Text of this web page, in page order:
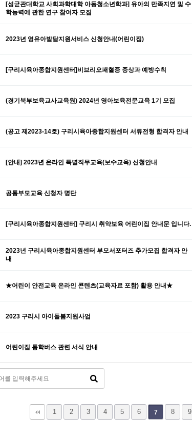
[성균관대학교 사회과학대학 아동청소년학과] 유아의 만족지연 및 수
학능력에 관한 연구 참여자 모집
2023년 영유아발달지원서비스 신청안내(어린이집)
[구리시육아종합지원센터]비브리오패혈증 증상과 예방수칙
(경기북부보육교사교육원) 2024년 영아보육전문교육 1기 모집
(공고 제2023-14호) 구리시육아종합지원센터 서류전형 합격자 안내
[안내] 2023년 온라인 특별직무교육(보수교육) 신청안내
공통부모교육 신청자 명단
[구리시육아종합지원센터] 구리시 취약보육 어린이집 안내문 입니다.
2023년 구리시육아종합지원센터 부모서포터즈 추가모집 합격자 안
내
★어린이 안전교육 온라인 콘텐츠(교육자료 포함) 활용 안내★
2023 구리시 아이돌봄지원사업
어린이집 통학버스 관련 서식 안내
1 2 3 4 5 6 7 8 9